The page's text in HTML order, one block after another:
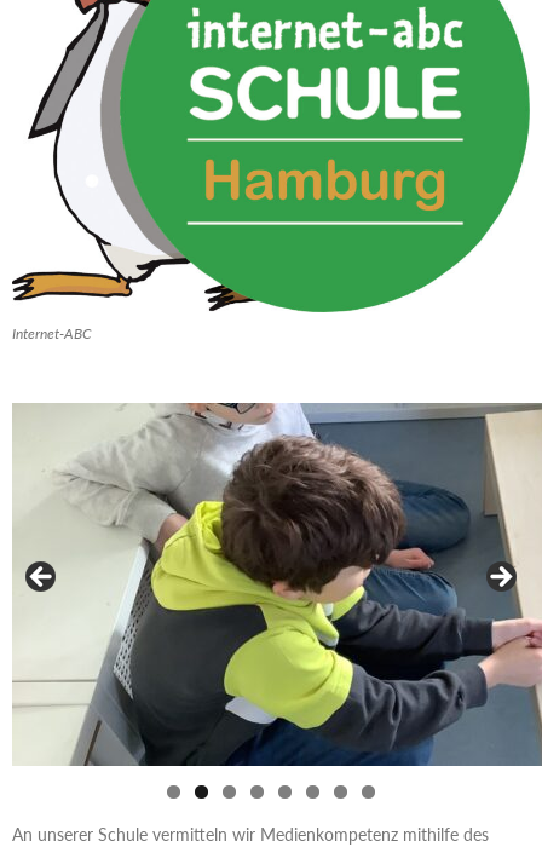
Internet-ABC
An unserer Schule vermitteln wir Medienkompetenz mithilfe des